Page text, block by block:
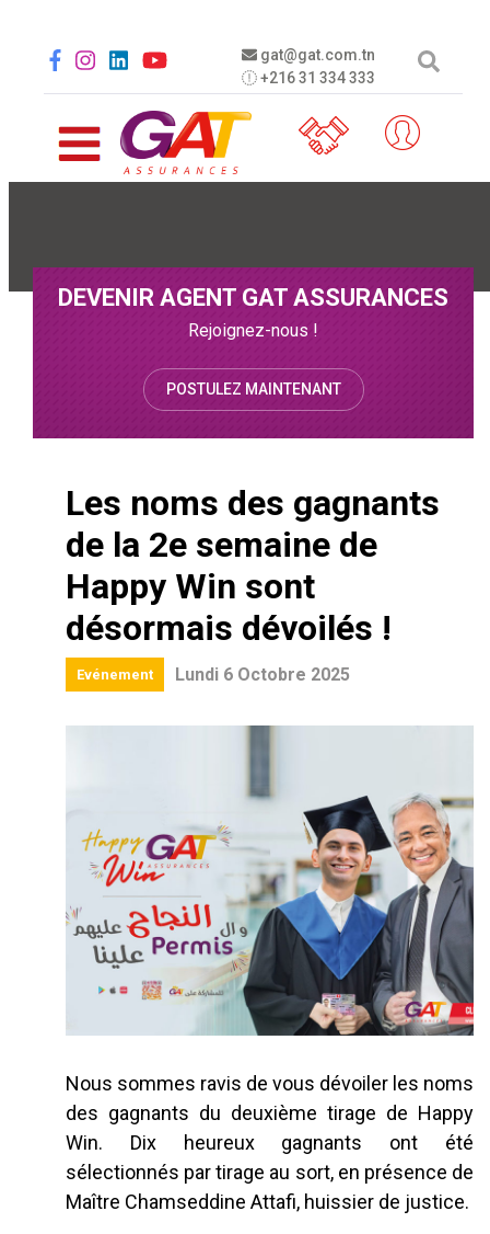
gat@gat.com.tn
+216 31 334 333
Social menu
DEVENIR AGENT GAT ASSURANCES
Rejoignez-nous !
POSTULEZ MAINTENANT
Les noms des gagnants
de la 2e semaine de
Happy Win sont
désormais dévoilés !
Evénement Lundi 6 Octobre 2025
Nous sommes ravis de vous dévoiler les noms
des gagnants du deuxième tirage de Happy
Win. Dix heureux gagnants ont été
sélectionnés par tirage au sort, en présence de
Maître Chamseddine Attafi, huissier de justice.